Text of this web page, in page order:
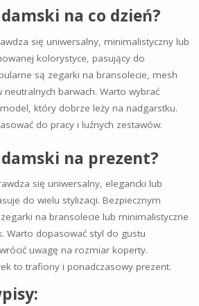
na co dzień?
się uniwersalny, minimalistyczny lub
kolorystyce, pasujący do
są zegarki na bransolecie, mesh
barwach. Warto wybrać
który dobrze leży na nadgarstku.
do pracy i luźnych zestawów.
na prezent?
się uniwersalny, elegancki lub
do wielu stylizacji. Bezpiecznym
na bransolecie lub minimalistyczne
Warto dopasować styl do gustu
uwagę na rozmiar koperty.
to trafiony i ponadczasowy prezent.